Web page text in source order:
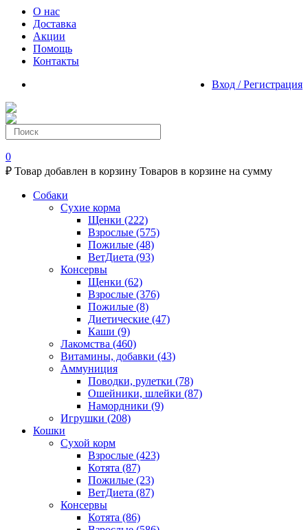
О нас
Доставка
Акции
Помощь
Контакты
Вход / Регистрация
0
₽ Товар добавлен в корзину Товаров в корзине на сумму
Собаки
Сухие корма
Щенки (222)
Взрослые (575)
Пожилые (48)
ВетДиета (93)
Консервы
Щенки (62)
Взрослые (376)
Пожилые (8)
Диетические (47)
Каши (9)
Лакомства (460)
Витамины, добавки (43)
Аммуниция
Поводки, рулетки (78)
Ошейники, шлейки (87)
Намордники (9)
Игрушки (208)
Кошки
Сухой корм
Взрослые (423)
Котята (87)
Пожилые (23)
ВетДиета (87)
Консервы
Котята (86)